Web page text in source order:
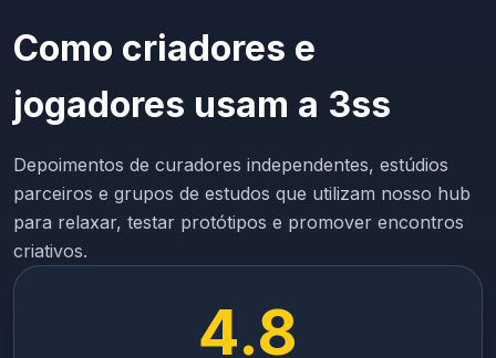
Como criadores e
jogadores usam a 3ss
Depoimentos de curadores independentes, estúdios
parceiros e grupos de estudos que utilizam nosso hub
para relaxar, testar protótipos e promover encontros
criativos.
4.8